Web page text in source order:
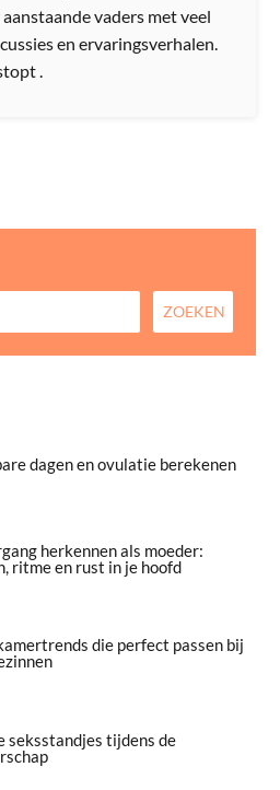
vaders met veel
en ervaringsverhalen.
.
dagen en ovulatie berekenen
herkennen als moeder:
ritme en rust in je hoofd
die perfect passen bij
seksstandjes tijdens de